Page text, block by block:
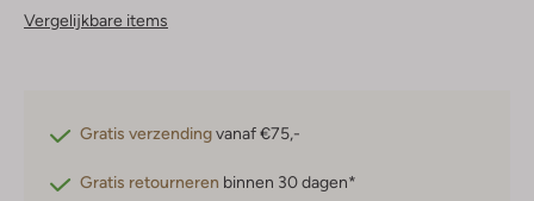
Vergelijkbare items
Gratis verzendingvanaf €75,-
Gratis retourneren binnen 30 dagen*